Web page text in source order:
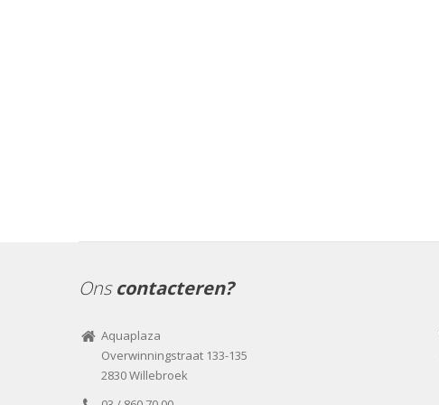
Onscontacteren?
Aquaplaza
Overwinningstraat 133-135
2830 Willebroek